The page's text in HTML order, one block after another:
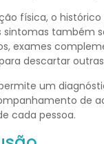
física, o
sintomas também
exames
descartar
um
de
cada pessoa.